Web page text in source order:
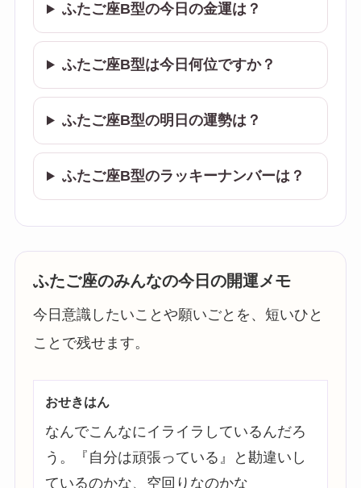
ふたご座B型の今日の金運は？
ふたご座B型は今日何位ですか？
ふたご座B型の明日の運勢は？
ふたご座B型のラッキーナンバーは？
ふたご座のみんなの今日の開運メモ
今日意識したいことや願いごとを、短いひと
ことで残せます。
おせきはん
なんでこんなにイライラしているんだろ
う。『自分は頑張っている』と勘違いし
ているのかな、空回りなのかな